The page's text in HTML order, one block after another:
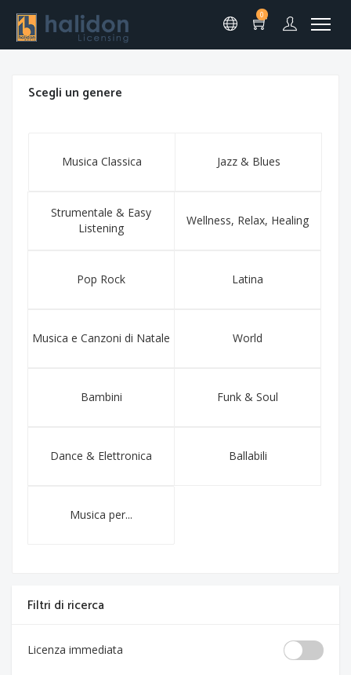
0
Scegli un genere
Musica Classica Jazz & Blues
Strumentale & Easy
Listening
Wellness, Relax, Healing
Pop Rock Latina
Musica e Canzoni di Natale World
Bambini Funk & Soul
Dance & Elettronica Ballabili
Musica per...
Filtri di ricerca
Licenza immediata